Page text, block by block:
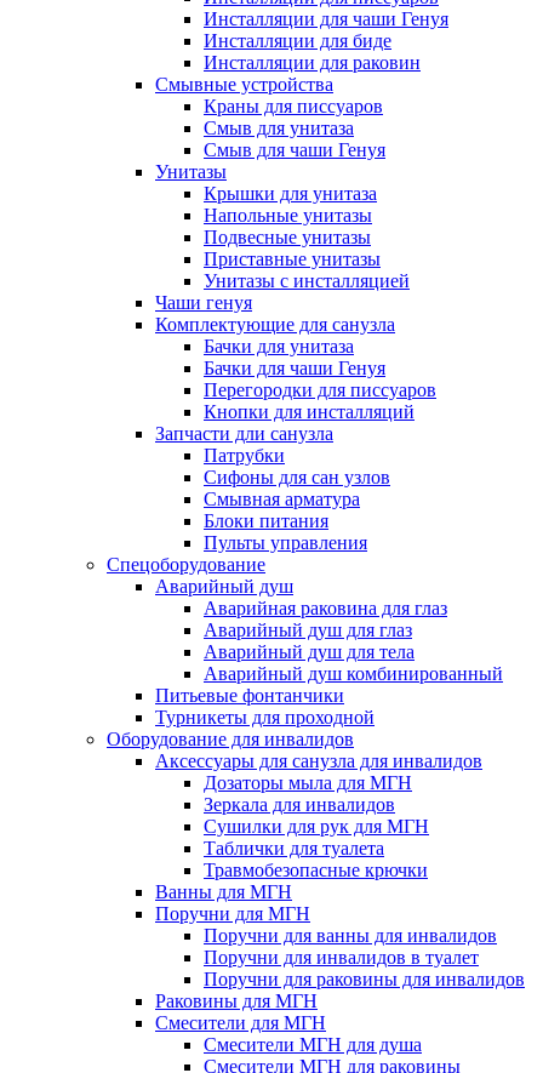
Инсталляции для чаши Генуя
Инсталляции для биде
Инсталляции для раковин
Смывные устройства
Краны для писсуаров
Смыв для унитаза
Смыв для чаши Генуя
Унитазы
Крышки для унитаза
Напольные унитазы
Подвесные унитазы
Приставные унитазы
Унитазы с инсталляцией
Чаши генуя
Комплектующие для санузла
Бачки для унитаза
Бачки для чаши Генуя
Перегородки для писсуаров
Кнопки для инсталляций
Запчасти дли санузла
Патрубки
Сифоны для сан узлов
Смывная арматура
Блоки питания
Пульты управления
Спецоборудование
Аварийный душ
Аварийная раковина для глаз
Аварийный душ для глаз
Аварийный душ для тела
Аварийный душ комбинированный
Питьевые фонтанчики
Турникеты для проходной
Оборудование для инвалидов
Аксессуары для санузла для инвалидов
Дозаторы мыла для МГН
Зеркала для инвалидов
Сушилки для рук для МГН
Таблички для туалета
Травмобезопасные крючки
Ванны для МГН
Поручни для МГН
Поручни для ванны для инвалидов
Поручни для инвалидов в туалет
Поручни для раковины для инвалидов
Раковины для МГН
Смесители для МГН
Смесители МГН для душа
Смесители МГН для раковины